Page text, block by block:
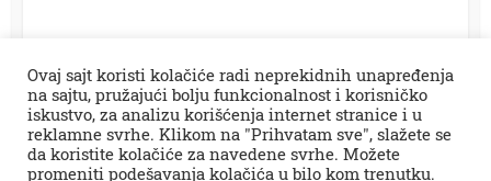
Ovaj sajt koristi kolačiće radi neprekidnih unapređenja
na sajtu, pružajući bolju funkcionalnost i korisničko
iskustvo, za analizu korišćenja internet stranice i u
reklamne svrhe. Klikom na "Prihvatam sve", slažete se
da koristite kolačiće za navedene svrhe. Možete
promeniti podešavanja kolačića u bilo kom trenutku.